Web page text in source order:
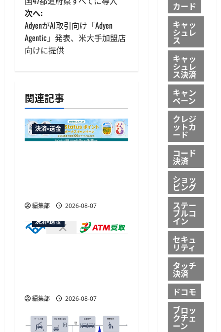
ナ
ビ
ゲ
シ
ョ
ン
次へ:
AdyenがAI取引向け「Adyen
Agentic」発表、米大手加盟店
向けに提供
関連記事
決済・送金
編集部
2026-08-07
決済・送金
編集部 2026-08-07
カード
キャッ
シュレ
ス
キャッ
シュレ
ス決済
キャン
ペーン
クレジ
ットカ
ード
コード
決済
ショッ
ピング
ステー
ブルコ
イン
セキュ
リティ
タッチ
決済
ドコモ
ブロッ
クチェ
ーン